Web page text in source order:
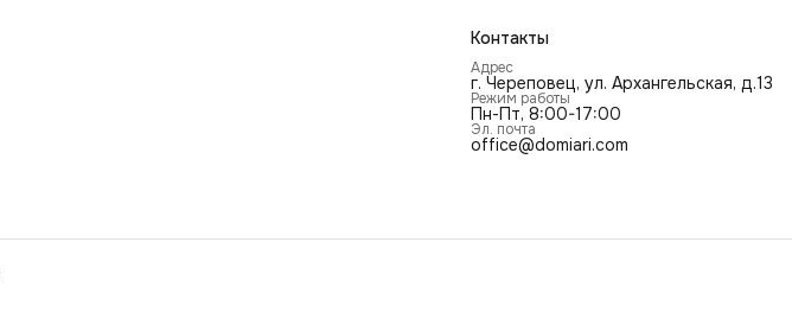
Контакты
Адрес
г. Череповец, ул. Архангельская, д.13
Режим работы
Пн-Пт, 8:00-17:00
Эл. почта
office@domiari.com